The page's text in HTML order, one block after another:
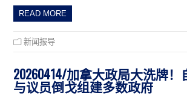
READ MORE
新闻报导
20260414/加拿大政局大洗牌
与议员倒戈组建多数政府